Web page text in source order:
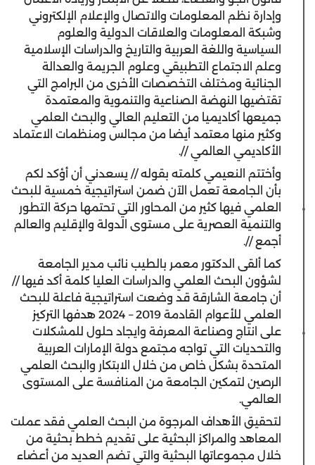
وإدارة نظم المعلومات والاتصال والإعلام الإلكتروني
وشبكة المعلومات والعلاقات الدولية والعلوم
السياسية واللغة العربية والتاريخ والدراسات الإسلامية
وعلم الاجتماع التطبيقي وعلوم الجريمة والعدالة
الجنائية ومختلف التخصصات الأخرى من البرامج التي
تقتضيها النهضة الصناعية والتنموية والمعتمدة
جميعها أكاديميا من التعليم العالي والبحث العلمي
وكثير منها معتمد أيضا من مجالس ومنظمات الاعتماد
الأكاديمي العالمي //.
وأختتم النعيمي كلمته بقوله // يسعدني أن أؤكد لكم
بأن الجامعة تعمل الآن ضمن استراتيجية خمسية للبحث
العلمي فيها كثير من المحاور التي تحتمها حركة التطور
والتنمية العصرية على مستوى الدولة والإقليم والعالم
أجمع //.
كما ألقى الدكتور معمر بالطيب نائب مدير الجامعة
لشؤون البحث العلمي والدراسات العليا كلمة أكد فيها //
أن جامعة الشارقة قد وضعت استراتيجية فاعلة للبحث
العلمي للأعوام القادمة 2019 – 2024 هدفها التركيز
على انتاج وصناعة المعرفة وايجاد حلول للمشكلات
والتحديات التي تواجه مجتمع دولة الإمارات العربية
المتحدة بشكل خاص من خلال الابتكار والبحث العلمي
الرصين لتمكين الجامعة من المنافسة على المستوى
العالمي.
لتحقيق الأهداف المرجوة من البحث العلمي فقد عملت
المعاهد والمراكز البحثية على تقديم خطط بحثية من
خلال مجموعاتها البحثية والتي تضم العديد من أعضاء